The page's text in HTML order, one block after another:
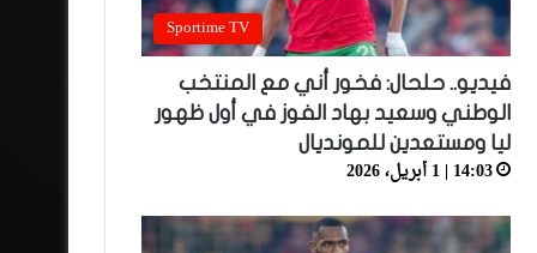
Sportime TV
فيديو.. حلحال: فخور أني مع المنتخب
الوطني وسعيد بهاد الفوز في أول ظهور
ليا ومستعدين للمونديال
14:03 | 1 أبريل، 2026